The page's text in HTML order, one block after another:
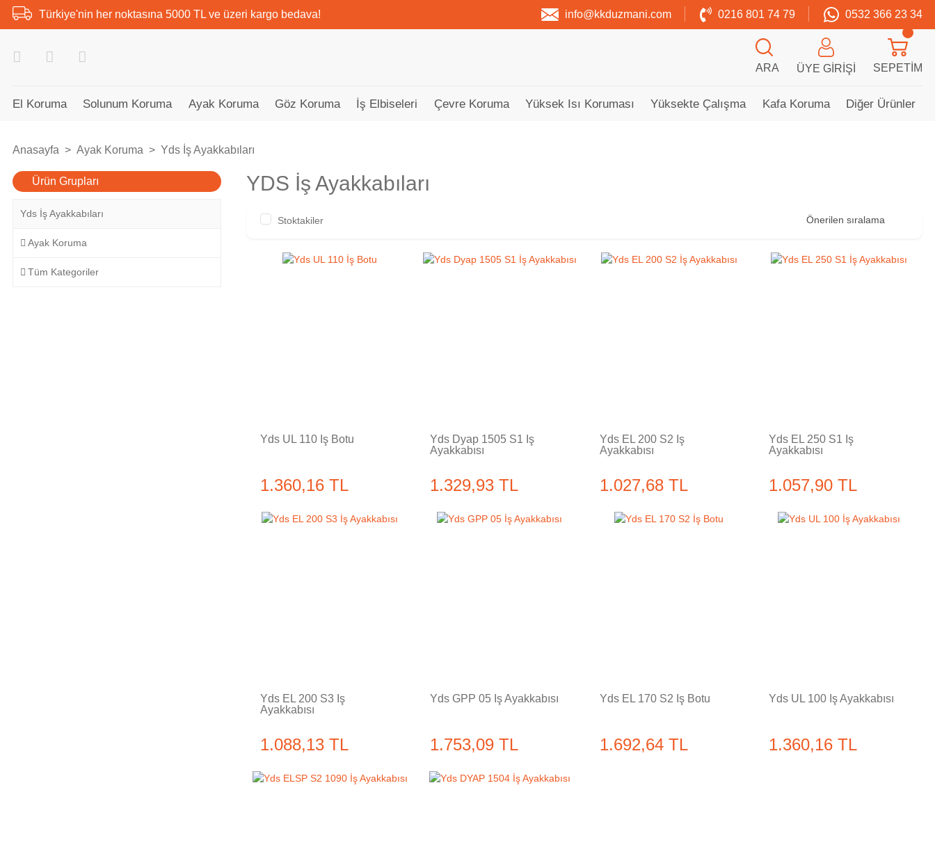
Türkiye'nin her noktasına 5000 TL ve üzeri kargo bedava! info@kkduzmani.com 0216 801 74 79 0532 366 23 34
ARA ÜYE GIRIŞI SEPETIM
El Koruma Solunum Koruma Ayak Koruma Göz Koruma İş Elbiseleri Çevre Koruma Yüksek Isı Koruması Yüksekte Çalışma Kafa Koruma Diğer Ürünler
Anasayfa Ayak Koruma Yds İş Ayakkabıları
Ürün Grupları
Yds İş Ayakkabıları
Ayak Koruma
Tüm Kategoriler
YDS İş Ayakkabıları
Stoktakiler
Yds UL 110 İş Botu
1.360,16 TL
Yds Dyap 1505 S1 İş
Ayakkabısı
1.329,93 TL
Yds EL 200 S2 İş
Ayakkabısı
1.027,68 TL
Yds EL 250 S1 İş
Ayakkabısı
1.057,90 TL
Yds EL 200 S3 İş
Ayakkabısı
1.088,13 TL
Yds GPP 05 İş Ayakkabısı
1.753,09 TL
Yds EL 170 S2 İş Botu
1.692,64 TL
Yds UL 100 İş Ayakkabısı
1.360,16 TL